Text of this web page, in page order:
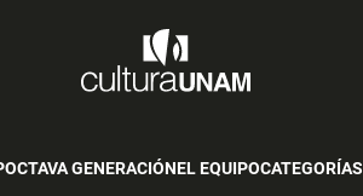
OCTAVA GENERACIÓNEL EQUIPOCATEGORÍAS